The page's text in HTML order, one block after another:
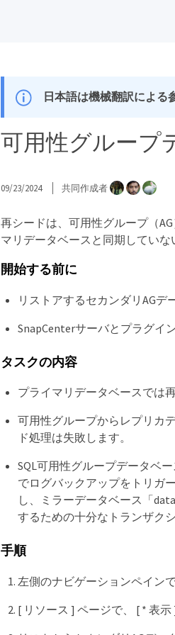
日本語は機械翻訳による
可用性グループ
09/23/2024 共同作成者
再シードは、可用性グループ（
マリデータベースと同期していな
開始する前に
リストアするセカンダリAGデ
SnapCenterサーバとプラグイ
タスクの内容
プライマリデータベースでは
可用性グループからレプリカ
ド処理は失敗します。
SQL可用性グループデータベ
でログバックアップをトリガ
し、ミラーデータベース「
するための十分なトランザク
手順
左側のナビゲーションペイン
[ リソース ] ページで、 [ * 表